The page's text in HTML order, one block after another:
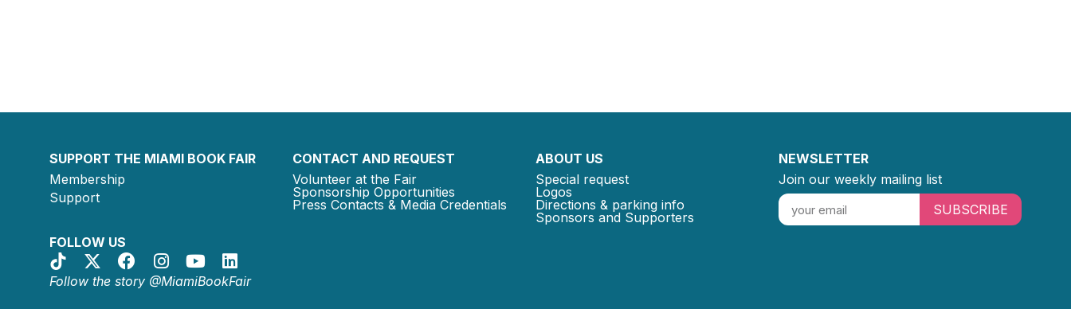
SUPPORT THE MIAMI BOOK FAIR
Membership
Support
FOLLOW US
Follow the story @MiamiBookFair
CONTACT AND REQUEST
Volunteer at the Fair
Sponsorship Opportunities
Press Contacts & Media Credentials
ABOUT US
Special request
Logos
Directions & parking info
Sponsors and Supporters
NEWSLETTER
Join our weekly mailing list
SUBSCRIBE